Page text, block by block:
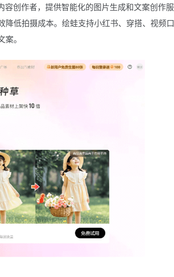
创作者，提供智能化的图片生成和文案创作服
低拍摄成本。绘蛙支持小红书、穿搭、视频
。